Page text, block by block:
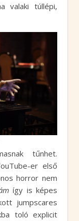
valaki túllépi,
tűnhet.
er első
horror nem
így is képes
jumpscares
toló explicit